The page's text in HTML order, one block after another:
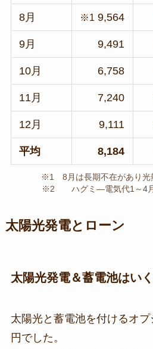
8月 ※1 9,564
9月 9,491
10月 6,758
11月 7,240
12月 9,111
平均 8,184
※1 8月は長期不在があり光
※2 ハグミ―電気代1～4月
太陽光発電とローン
太陽光発電＆蓄電池はい
太陽光と蓄電池を付けるオ
円でした。